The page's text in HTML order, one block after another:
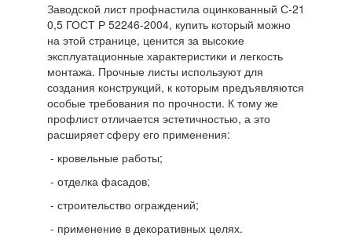
Заводской лист профнастила оцинкованный С-21
0,5 ГОСТ Р 52246-2004, купить который можно
на этой странице, ценится за высокие
эксплуатационные характеристики и легкость
монтажа. Прочные листы используют для
создания конструкций, к которым предъявляются
особые требования по прочности. К тому же
профлист отличается эстетичностью, а это
расширяет сферу его применения:
- кровельные работы;
- отделка фасадов;
- строительство ограждений;
- применение в декоративных целях.